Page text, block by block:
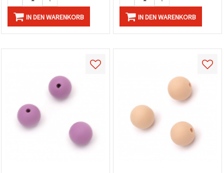
IN DEN WARENKORB IN DEN WARENKORB